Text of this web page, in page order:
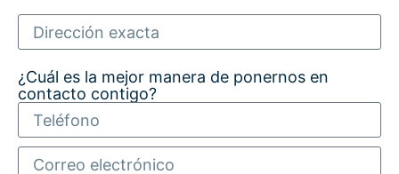
¿Cuál es la mejor manera de ponernos en
contacto contigo?